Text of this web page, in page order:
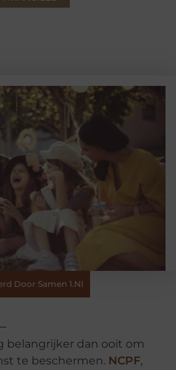
Door Samen 1.nl
belangrijker dan ooit om
te beschermen. NCPF,